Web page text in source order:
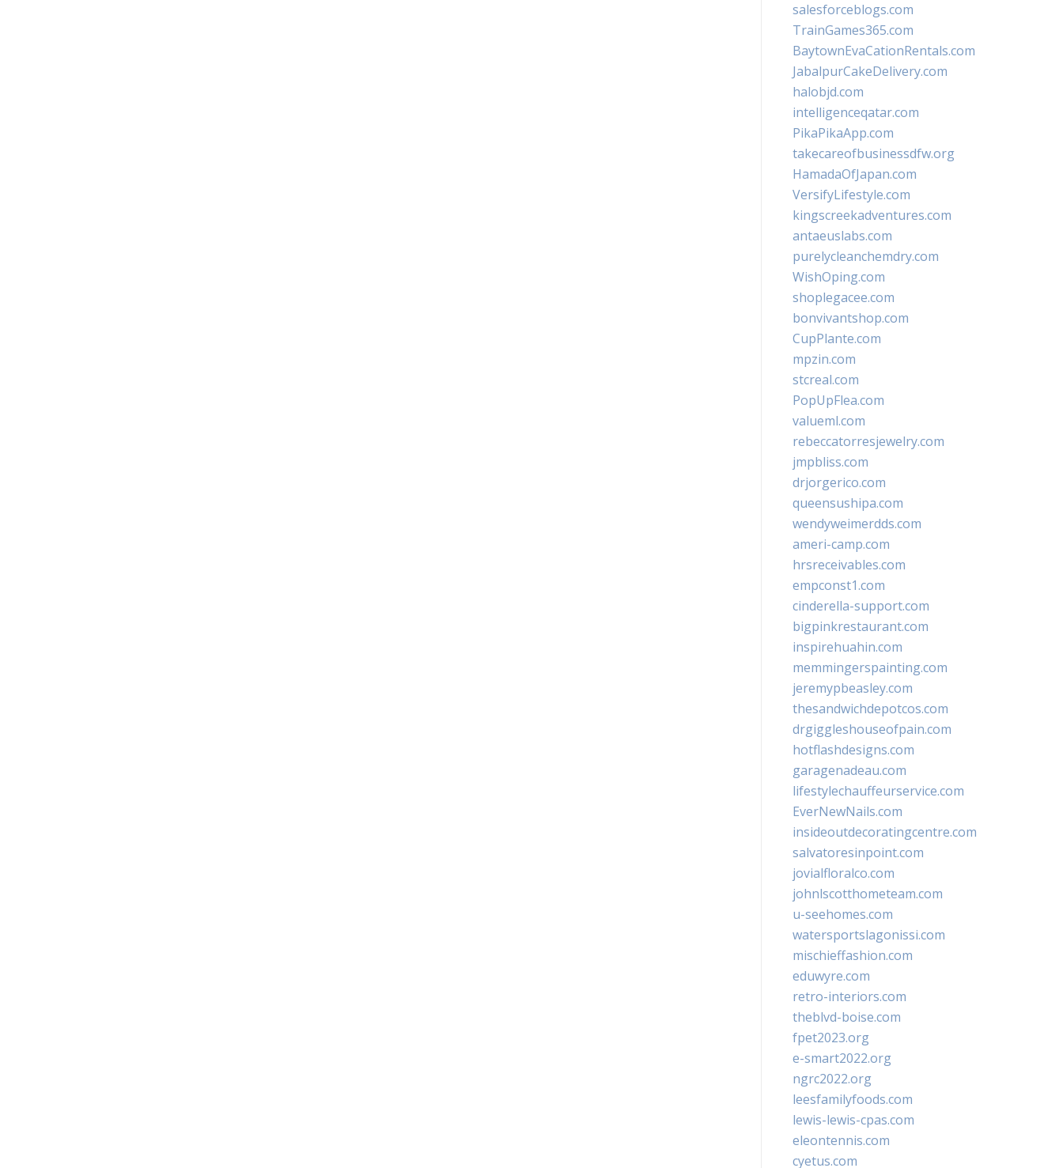
salesforceblogs.com
TrainGames365.com
BaytownEvaCationRentals.com
JabalpurCakeDelivery.com
halobjd.com
intelligenceqatar.com
PikaPikaApp.com
takecareofbusinessdfw.org
HamadaOfJapan.com
VersifyLifestyle.com
kingscreekadventures.com
antaeuslabs.com
purelycleanchemdry.com
WishOping.com
shoplegacee.com
bonvivantshop.com
CupPlante.com
mpzin.com
stcreal.com
PopUpFlea.com
valueml.com
rebeccatorresjewelry.com
jmpbliss.com
drjorgerico.com
queensushipa.com
wendyweimerdds.com
ameri-camp.com
hrsreceivables.com
empconst1.com
cinderella-support.com
bigpinkrestaurant.com
inspirehuahin.com
memmingerspainting.com
jeremypbeasley.com
thesandwichdepotcos.com
drgiggleshouseofpain.com
hotflashdesigns.com
garagenadeau.com
lifestylechauffeurservice.com
EverNewNails.com
insideoutdecoratingcentre.com
salvatoresinpoint.com
jovialfloralco.com
johnlscotthometeam.com
u-seehomes.com
watersportslagonissi.com
mischieffashion.com
eduwyre.com
retro-interiors.com
theblvd-boise.com
fpet2023.org
e-smart2022.org
ngrc2022.org
leesfamilyfoods.com
lewis-lewis-cpas.com
eleontennis.com
cyetus.com